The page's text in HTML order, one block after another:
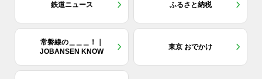
鉄道ニュース ふるさと納税
常磐線の＿＿＿！｜
JOBANSEN KNOW
東京 おでかけ